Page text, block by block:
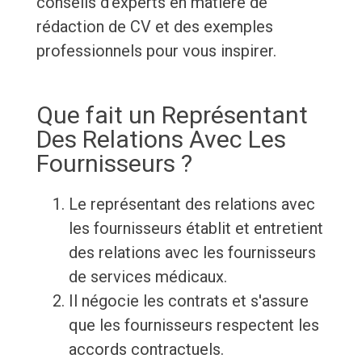
rédaction de CV et des exemples
professionnels pour vous inspirer.
Que fait un Représentant
Des Relations Avec Les
Fournisseurs ?
Le représentant des relations avec
les fournisseurs établit et entretient
des relations avec les fournisseurs
de services médicaux.
Il négocie les contrats et s'assure
que les fournisseurs respectent les
accords contractuels.